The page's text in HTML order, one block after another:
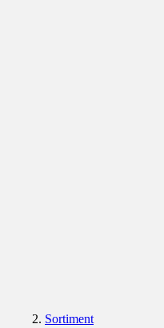
Sortiment